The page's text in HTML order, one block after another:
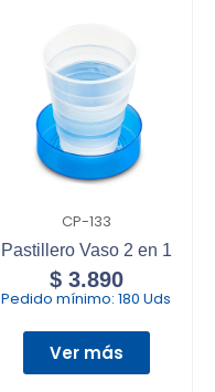
CP-133
Pastillero Vaso 2 en 1
$3.890
Pedido mínimo: 180 Uds
Ver más